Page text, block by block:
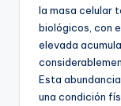
la masa celular
biológicos, con
elevada
Esta
una condición